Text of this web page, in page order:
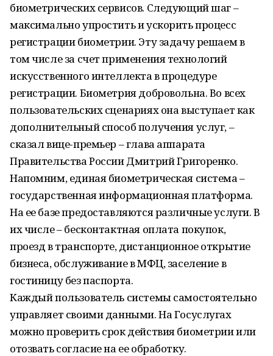
биометрических сервисов. Следующий шаг –
максимально упростить и ускорить процесс
регистрации биометрии. Эту задачу решаем в
том числе за счет применения технологий
искусственного интеллекта в процедуре
регистрации. Биометрия добровольна. Во всех
пользовательских сценариях она выступает как
дополнительный способ получения услуг, –
сказал вице-премьер – глава аппарата
Правительства России Дмитрий Григоренко.
Напомним, единая биометрическая система –
государственная информационная платформа.
На ее базе предоставляются различные услуги. В
их числе – бесконтактная оплата покупок,
проезд в транспорте, дистанционное открытие
бизнеса, обслуживание в МФЦ, заселение в
гостиницу без паспорта.
Каждый пользователь системы самостоятельно
управляет своими данными. На Госуслугах
можно проверить срок действия биометрии или
отозвать согласие на ее обработку.